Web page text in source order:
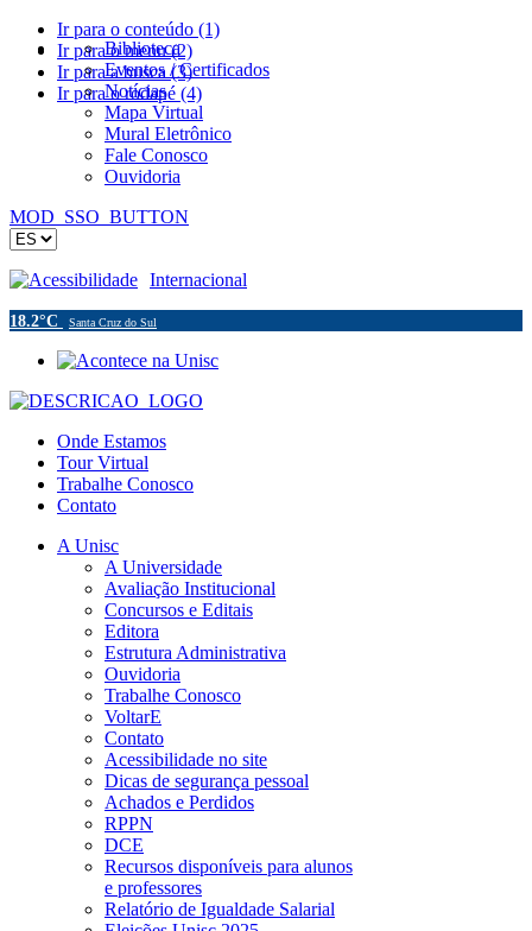
Ir para o conteúdo (1)
Ir para o menu (2)
Ir para a busca (3)
Ir para o rodapé (4)
Biblioteca
Eventos / Certificados
Notícias
Mapa Virtual
Mural Eletrônico
Fale Conosco
Ouvidoria
MOD_SSO_BUTTON
Acessibilidade Internacional
18.2°C Santa Cruz do Sul
Onde Estamos
Tour Virtual
Trabalhe Conosco
Contato
A Unisc
A Universidade
Avaliação Institucional
Concursos e Editais
Editora
Estrutura Administrativa
Ouvidoria
Trabalhe Conosco
VoltarE
Contato
Acessibilidade no site
Dicas de segurança pessoal
Achados e Perdidos
RPPN
DCE
Recursos disponíveis para alunos
e professores
Relatório de Igualdade Salarial